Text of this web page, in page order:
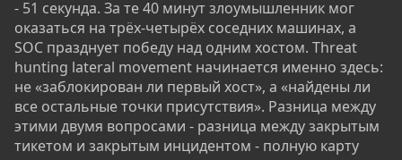
- 51 секунда. За те 40 минут злоумышленник мог
оказаться на трёх-четырёх соседних машинах, а
SOC празднует победу над одним хостом. Threat
hunting lateral movement начинается именно здесь:
не «заблокирован ли первый хост», а «найдены ли
все остальные точки присутствия». Разница между
этими двумя вопросами - разница между закрытым
тикетом и закрытым инцидентом - полную карту